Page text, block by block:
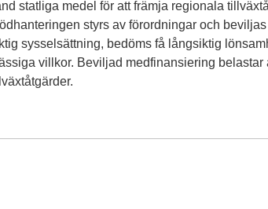
statliga medel för att främja regionala
styrs av förordningar och
sysselsättning, bedöms få långsiktig
villkor. Beviljad medfinansiering belastar